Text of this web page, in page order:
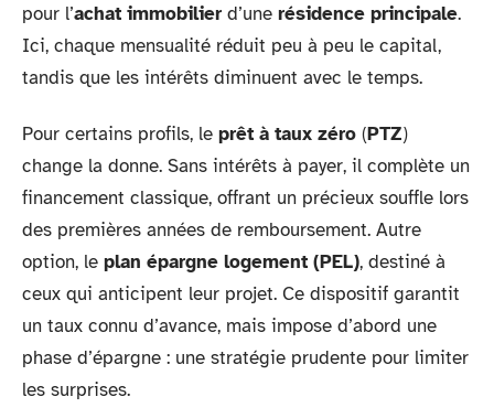
pour l’achat immobilier d’une résidence principale.
Ici, chaque mensualité réduit peu à peu le capital,
tandis que les intérêts diminuent avec le temps.
Pour certains profils, le prêt à taux zéro (PTZ)
change la donne. Sans intérêts à payer, il complète un
financement classique, offrant un précieux souffle lors
des premières années de remboursement. Autre
option, le plan épargne logement (PEL), destiné à
ceux qui anticipent leur projet. Ce dispositif garantit
un taux connu d’avance, mais impose d’abord une
phase d’épargne : une stratégie prudente pour limiter
les surprises.